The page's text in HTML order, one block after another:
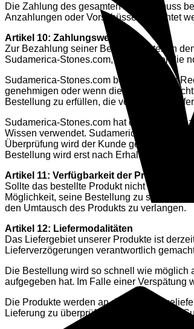
Die Zahlung des gesamten Preises muss
Anzahlungen oder Vorschüsse betrachtet
Artikel 10: Zahlungsweise
Zur Bezahlung seiner Bestellung stehen
Sudamerica-Stones.com, dass er über die
Sudamerica-Stones.com behält sich das
genehmigen oder wenn die Bestellung
Bestellung zu erfüllen, die von einem
Sudamerica-Stones.com hat ein Verfahren
Wissen verwendet. Sudamerica-
Überprüfung wird der Kunde gebeten,
Bestellung wird erst nach Erhalt und
Artikel 11: Verfügbarkeit der Produkte
Sollte das bestellte Produkt nicht verfügbar
Möglichkeit, seine Bestellung zu
den Umtausch des Produkts zu verlangen.
Artikel 12: Liefermodalitäten
Das Liefergebiet unserer Produkte ist
Lieferverzögerungen verantwortlich
Die Bestellung wird so schnell wie möglich
aufgegeben hat. Im Falle einer Verspätung
Die Produkte werden an die Adresse
Lieferung zu überprüfen. Er/Sie informiert